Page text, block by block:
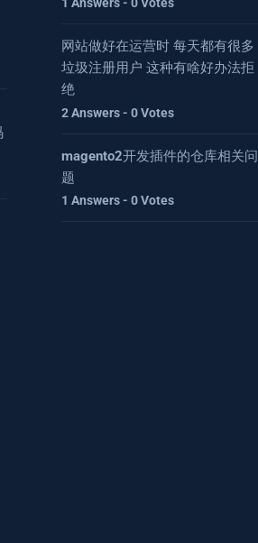
1 Answers - 0 Votes
网站做好在运营时 每天都有很多
垃圾注册用户 这种有啥好办法拒
绝
2 Answers - 0 Votes
magento2开发插件的仓库相关问
题
1 Answers - 0 Votes